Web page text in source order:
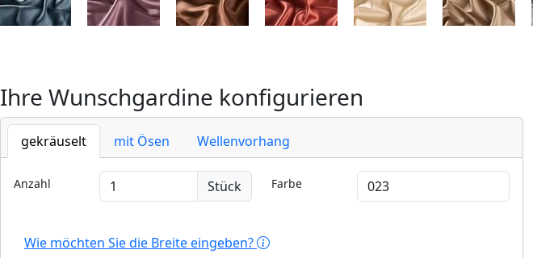
Ihre Wunschgardine konfigurieren
gekräuselt mit Ösen Wellenvorhang
Anzahl Stück Farbe
Wie möchten Sie die Breite eingeben?